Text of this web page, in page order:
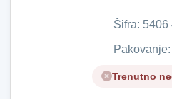
Šifra: 5​4​0​6​
Trenutno